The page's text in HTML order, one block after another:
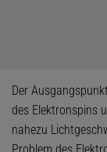
Der
des Elektronspins
nahezu